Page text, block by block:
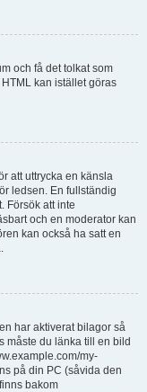
och få det tolkat som
kan istället göras
att uttrycka en känsla
ledsen. En fullständig
Försök att inte
och en moderator kan
kan också ha satt en
har aktiverat bilagor så
måste du länka till en bild
my-
på din PC (såvida den
bakom